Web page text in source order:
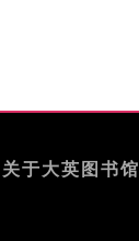
关于大英图书馆